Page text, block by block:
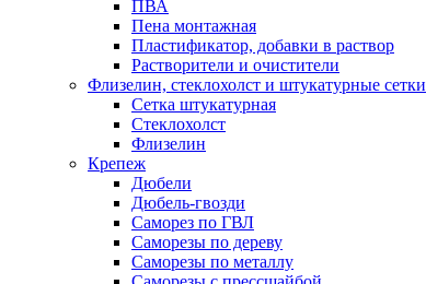
ПВА
Пена монтажная
Пластификатор, добавки в раствор
Растворители и очистители
Флизелин, стеклохолст и штукатурные сетки
Сетка штукатурная
Стеклохолст
Флизелин
Крепеж
Дюбели
Дюбель-гвозди
Саморез по ГВЛ
Саморезы по дереву
Саморезы по металлу